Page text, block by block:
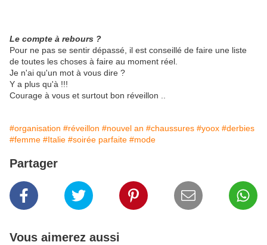
Le compte à rebours ?
Pour ne pas se sentir dépassé, il est conseillé de faire une liste
de toutes les choses à faire au moment réel.
Je n'ai qu'un mot à vous dire ?
Y a plus qu'à !!!
Courage à vous et surtout bon réveillon ..
#organisation #réveillon #nouvel an #chaussures #yoox #derbies
#femme #Italie #soirée parfaite #mode
Partager
Vous aimerez aussi